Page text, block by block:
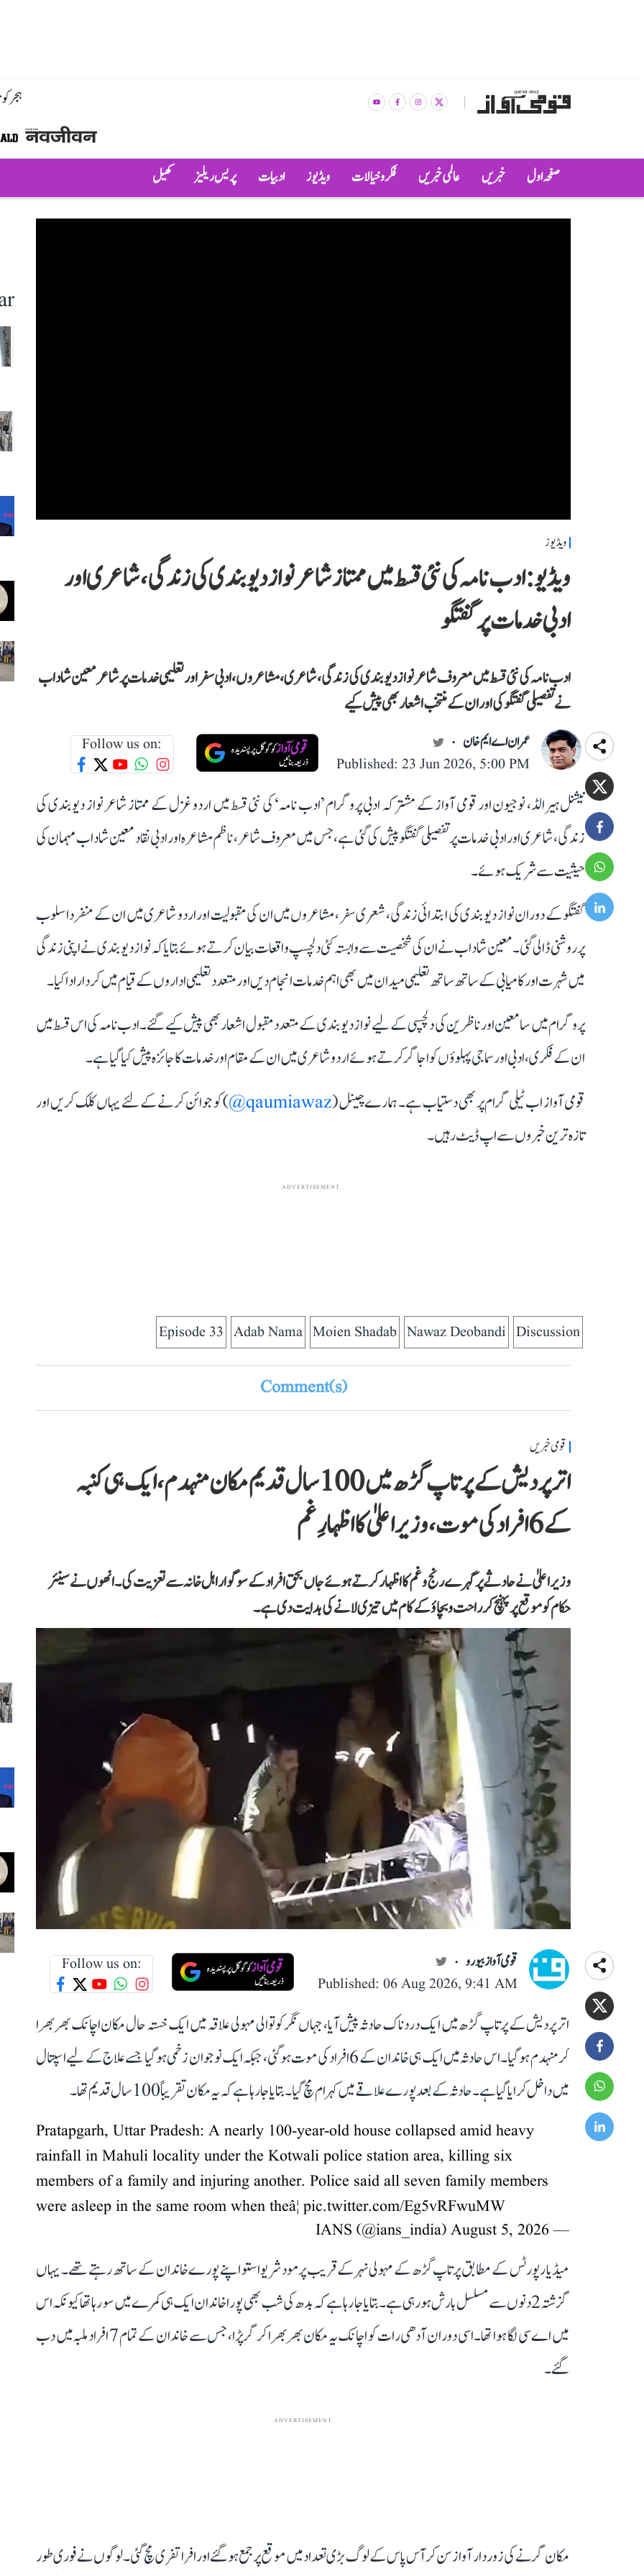
ہجر
صفحہ اول خبریں عالمی خبریں فکر و خیالات ویڈیوز ادبیات پریس ریلیز کھیل
ویڈیوز
ویڈیو: ادب نامہ کی نئی قسط میں ممتاز شاعر نواز دیوبندی کی زندگی، شاعری اور
ادبی خدمات پر گفتگو
ادب نامہ کی نئی قسط میں معروف شاعر نواز دیوبندی کی زندگی، شاعری، مشاعروں، ادبی سفر اور تعلیمی خدمات پر شاعر معین شاداب
نے تفصیلی گفتگو کی اور ان کے منتخب اشعار بھی پیش کیے
عمران اے ایم خان
Published: 23 Jun 2026, 5:00 PM
Follow us on:
نیشنل ہیرالڈ، نوجیون اور قومی آواز کے مشترکہ ادبی پروگرام ’ادب نامہ‘ کی نئی قسط میں اردو غزل کے ممتاز شاعر نواز دیوبندی کی
زندگی، شاعری اور ادبی خدمات پر تفصیلی گفتگو پیش کی گئی ہے، جس میں معروف شاعر، ناظم مشاعرہ اور ادبی نقاد معین شاداب مہمان کی
حیثیت سے شریک ہوئے۔
گفتگو کے دوران نواز دیوبندی کی ابتدائی زندگی، شعری سفر، مشاعروں میں ان کی مقبولیت اور اردو شاعری میں ان کے منفرد اسلوب
پر روشنی ڈالی گئی۔ معین شاداب نے ان کی شخصیت سے وابستہ کئی دلچسپ واقعات بیان کرتے ہوئے بتایا کہ نواز دیوبندی نے اپنی زندگی
میں شہرت اور کامیابی کے ساتھ ساتھ تعلیمی میدان میں بھی اہم خدمات انجام دیں اور متعدد تعلیمی اداروں کے قیام میں کردار ادا کیا۔
پروگرام میں سامعین اور ناظرین کی دلچسپی کے لیے نواز دیوبندی کے متعدد مقبول اشعار بھی پیش کیے گئے۔ ادب نامہ کی اس قسط میں
ان کے فکری، ادبی اور سماجی پہلوؤں کو اجاگر کرتے ہوئے اردو شاعری میں ان کے مقام اور خدمات کا جائزہ پیش کیا گیا ہے۔
قومی آواز اب ٹیلی گرام پر بھی دستیاب ہے۔ ہمارے چینل (qaumiawaz@
) کو جوائن کرنے کے لئے یہاں کلک کریں اور
تازہ ترین خبروں سے اپ ڈیٹ رہیں۔
ADVERTISEMENT
Discussion
Nawaz Deobandi
Moien Shadab
Adab Nama
Episode 33
Comment(s)
قومی خبریں
اتر پردیش کے پرتاپ گڑھ میں 100 سال قدیم مکان منہدم، ایک ہی کنبہ
کے 6 افراد کی موت، وزیر اعلیٰ کا اظہارِ غم
وزیر اعلیٰ نے حادثے پر گہرے رنج و غم کا اظہار کرتے ہوئے جاں بحق افراد کے سوگوار اہل خانہ سے تعزیت کی۔ انھوں نے سینئر
حکام کو موقع پر پہنچ کر راحت و بچاؤ کے کام میں تیزی لانے کی ہدایت دی ہے۔
قومی آواز بیورو
Published: 06 Aug 2026, 9:41 AM
Follow us on:
اتر پردیش کے پرتاپ گڑھ میں ایک دردناک حادثہ پیش آیا، جہاں نگر کوتوالی مہولی علاقہ میں ایک خستہ حال مکان اچانک بھربھرا
کر منہدم ہو گیا۔ اس حادثہ میں ایک ہی خاندان کے 6 افراد کی موت ہو گئی، جبکہ ایک نوجوان زخمی ہو گیا جسے علاج کے لیے اسپتال
میں داخل کرایا گیا ہے۔ حادثہ کے بعد پورے علاقے میں کہرام مچ گیا۔ بتایا جا رہا ہے کہ یہ مکان تقریباً 100 سال قدیم تھا۔
Pratapgarh, Uttar Pradesh: A nearly 100-year-old house collapsed amid heavy
rainfall in Mahuli locality under the Kotwali police station area, killing six
members of a family and injuring another. Police said all seven family members
were asleep in the same room when theâ¦ pic.twitter.com/Eg5vRFwuMW
— IANS (@ians_india)
August 5, 2026
میڈیا رپورٹس کے مطابق پرتاپ گڑھ کے مہولی نہر کے قریب پرمود شریواستو اپنے پورے خاندان کے ساتھ رہتے تھے۔ یہاں
گزشتہ 2 دنوں سے مسلسل بارش ہو رہی ہے۔ بتایا جا رہا ہے کہ بدھ کی شب بھی پورا خاندان ایک ہی کمرے میں سو رہا تھا کیونکہ اس
میں اے سی لگا ہوا تھا۔ اسی دوران آدھی رات کو اچانک یہ مکان بھربھرا کر گر پڑا، جس سے خاندان کے تمام 7 افراد ملبہ میں دب
گئے۔
ADVERTISEMENT
مکان گرنے کی زور دار آواز سن کر آس پاس کے لوگ بڑی تعداد میں موقع پر جمع ہو گئے اور افرا تفری مچ گئی۔ لوگوں نے فوری طور